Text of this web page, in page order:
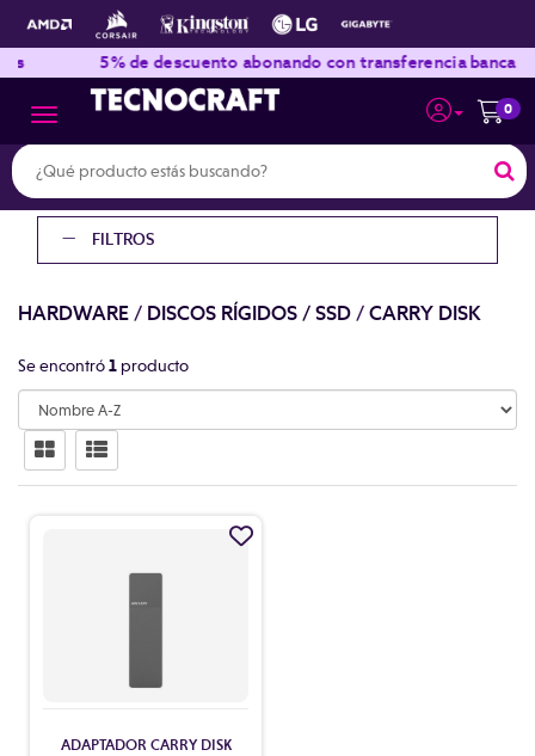
0
Toggle navigation
5% de descuento abonando con transferencia bancaria
FILTROS
HARDWARE/ DISCOS RÍGIDOS / SSD/CARRY DISK
Se encontró1 producto
ADAPTADOR CARRY DISK